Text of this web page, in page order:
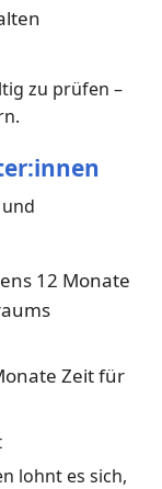
zu prüfen –
12 Monate
Zeit für
lohnt es sich,